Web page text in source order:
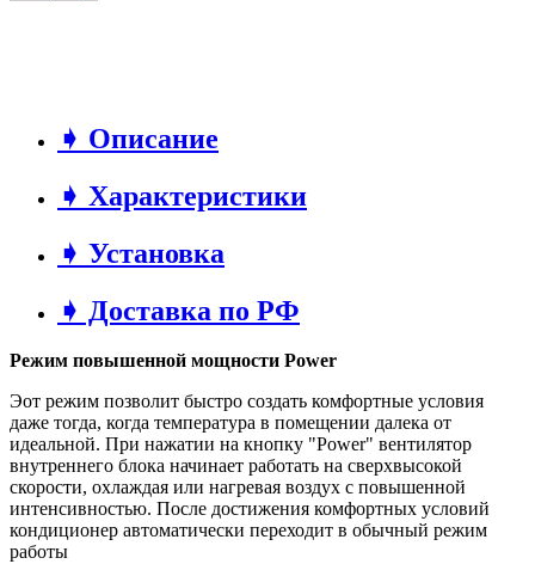
➧ Описание
➧ Характеристики
➧ Установка
➧ Доставка по РФ
Режим повышенной мощности Power
Эот режим позволит быстро создать комфортные условия
даже тогда, когда температура в помещении далека от
идеальной. При нажатии на кнопку "Power" вентилятор
внутреннего блока начинает работать на сверхвысокой
скорости, охлаждая или нагревая воздух с повышенной
интенсивностью. После достижения комфортных условий
кондиционер автоматически переходит в обычный режим
работы